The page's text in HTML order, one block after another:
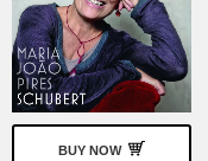
BUY NOW